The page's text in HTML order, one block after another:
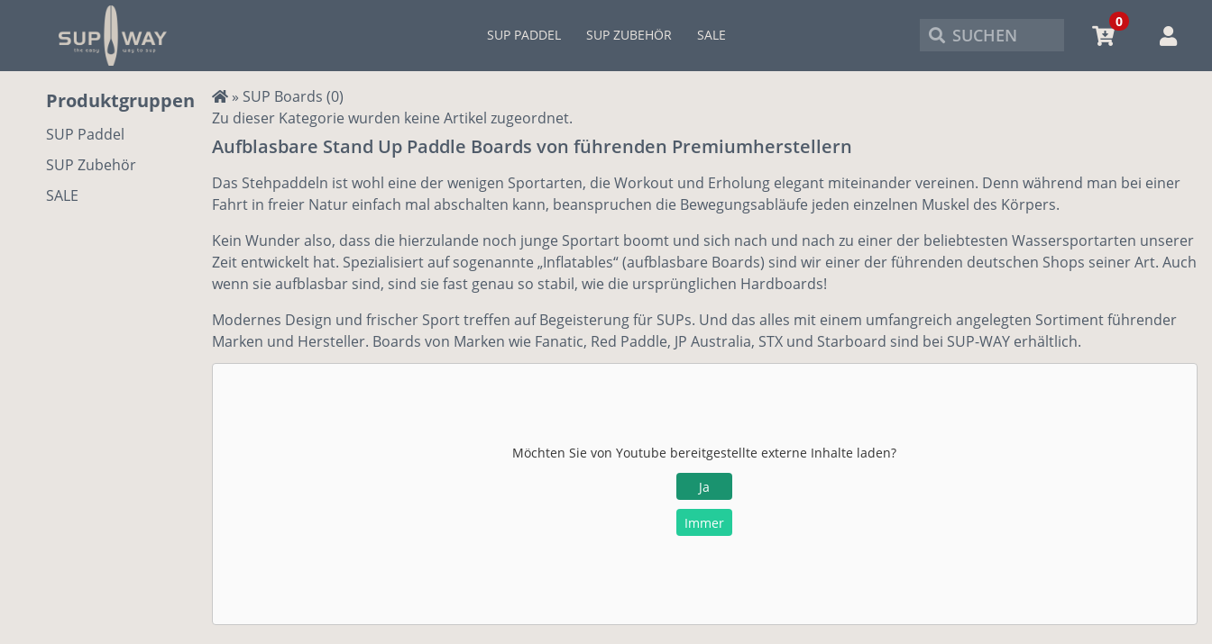
SUP PADDEL SUP ZUBEHÖR SALE SUCHEN
0
Produktgruppen
SUP Paddel
SUP Zubehör
SALE
» SUP Boards (0)
Zu dieser Kategorie wurden keine Artikel zugeordnet.
Aufblasbare Stand Up Paddle Boards von führenden Premiumherstellern
Das Stehpaddeln ist wohl eine der wenigen Sportarten, die Workout und Erholung elegant miteinander vereinen. Denn während man bei einer
Fahrt in freier Natur einfach mal abschalten kann, beanspruchen die Bewegungsabläufe jeden einzelnen Muskel des Körpers.
Kein Wunder also, dass die hierzulande noch junge Sportart boomt und sich nach und nach zu einer der beliebtesten Wassersportarten unserer
Zeit entwickelt hat. Spezialisiert auf sogenannte „Inflatables“ (aufblasbare Boards) sind wir einer der führenden deutschen Shops seiner Art. Auch
wenn sie aufblasbar sind, sind sie fast genau so stabil, wie die ursprünglichen Hardboards!
Modernes Design und frischer Sport treffen auf Begeisterung für SUPs. Und das alles mit einem umfangreich angelegten Sortiment führender
Marken und Hersteller. Boards von Marken wie Fanatic, Red Paddle, JP Australia, STX und Starboard sind bei SUP-WAY erhältlich.
Möchten Sie vonYoutube bereitgestellte externe Inhalte laden?
Ja
Immer